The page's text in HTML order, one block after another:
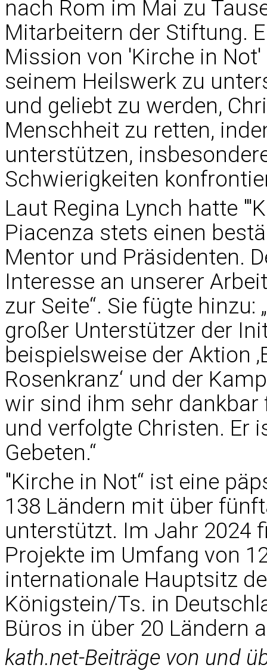
nach Rom im Mai zu
Mitarbeitern der Stiftung.
Mission von 'Kirche in
seinem Heilswerk zu
und geliebt zu werden,
Menschheit zu retten,
unterstützen,
Schwierigkeiten
Laut Regina Lynch hatte
Piacenza stets einen
Mentor und Präsidenten.
Interesse an unserer
zur Seite“. Sie fügte
großer Unterstützer der
beispielsweise der Aktion
Rosenkranz‘ und der
wir sind ihm sehr dankbar
und verfolgte Christen. Er
Gebeten.“
"Kirche in Not“ ist eine
138 Ländern mit über
unterstützt. Im Jahr 2024
Projekte im Umfang von
internationale Hauptsitz
Königstein/Ts. in
Büros in über 20 Ländern
kath.net-Beiträge von und